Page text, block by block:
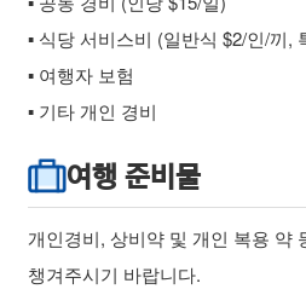
▪ 식당 서비스비 (일반식 $2/인/끼,
▪ 여행자 보험
▪ 기타 개인 경비
여행 준비물
개인경비, 상비약 및 개인 복용 약
챙겨주시기 바랍니다.